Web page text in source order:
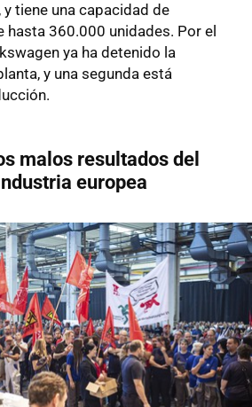
tiene una capacidad de
hasta 360.000 unidades. Por el
ya ha detenido la
y una segunda está
malos resultados del
europea